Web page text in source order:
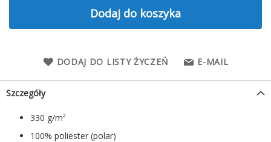
Dodaj do koszyka
DODAJ DO LISTY ŻYCZEŃ E-MAIL
Szczegóły
330 g/m²
100% poliester (polar)